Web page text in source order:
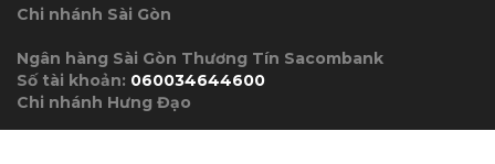
Chi nhánh Sài Gòn
Ngân hàng Sài Gòn Thương Tín Sacombank
Số tài khoản: 060034644600
Chi nhánh Hưng Đạo